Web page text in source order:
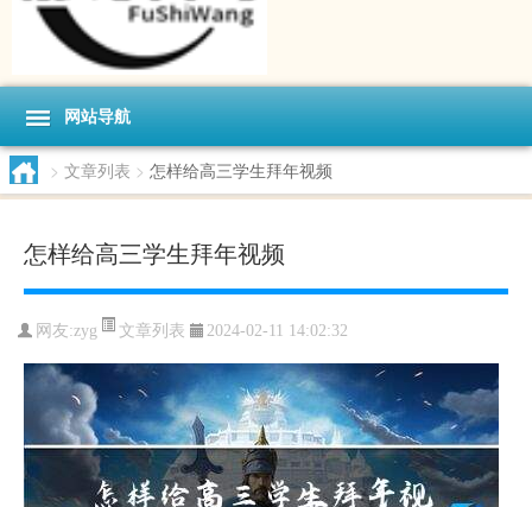
网站导航
> 文章列表 > 怎样给高三学生拜年视频
怎样给高三学生拜年视频
网友:zyg 文章列表 2024-02-11 14:02:32